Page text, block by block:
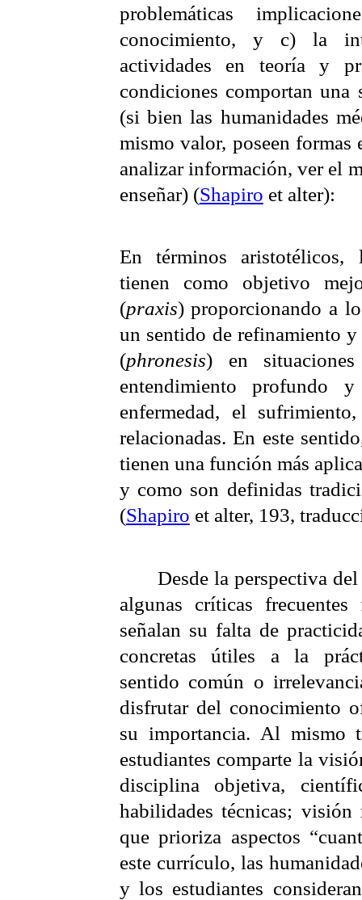
problemáticas
conocimiento, y c) la
actividades en teoría y
condiciones comportan
(si bien las humanidades
mismo valor, poseen formas
analizar información, ver el
enseñar) (Shapiro et alter):
En términos aristotélicos,
tienen como objetivo
(praxis) proporcionando a
un sentido de refinamiento
(phronesis) en
entendimiento profundo
enfermedad, el
relacionadas. En este
tienen una función más
y como son definidas
(Shapiro et alter, 193,
Desde la perspectiva
algunas críticas
señalan su falta de
concretas útiles a la
sentido común o
disfrutar del conocimiento
su importancia. Al mismo
estudiantes comparte la
disciplina objetiva,
habilidades técnicas;
que prioriza aspectos
este currículo, las
y los estudiantes